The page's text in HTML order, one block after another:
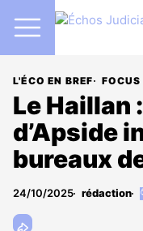
L'ÉCO EN BREF FOCUS
Le Haillan
d’Apside
bureaux
24/10/2025 rédaction